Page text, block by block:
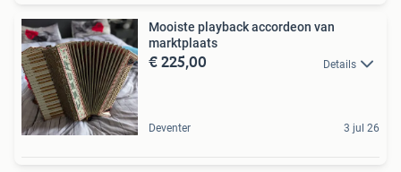
Mooiste playback accordeon van
marktplaats
€ 225,00 Details
Deventer 3 jul 26